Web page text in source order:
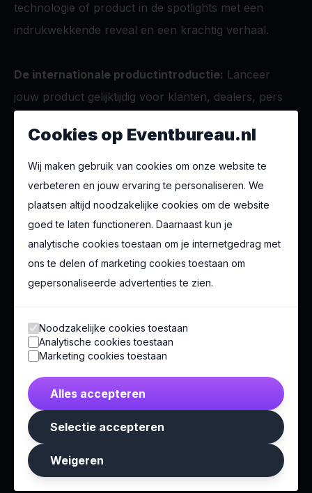
technologie of product in de spotlights met een
indrukwekkende reveal en een krachtig verhaal.
De internationale productintroductie: Lanceer
jouw product gelijktijdig voor klanten, dealers, pers
De media launch:Creëer een exclusieve setting
waarin journalisten, influencers en contentmakers
jouw verhaal willen delen.
De dealer experience:
Betrek distributeurs en
De hybride launch:Combineer een fysieke beleving
met een livestream om je bereik te vergroten en
internationale doelgroepen te activeren.
Cookies op Eventbureau.nl
Wij maken gebruik van cookies om onze website te
verbeteren en jouw ervaring te personaliseren. We
plaatsen altijd noodzakelijke cookies om de website
goed te laten functioneren. Daarnaast kun je
analytische cookies toestaan om je internetgedrag met
ons te delen of marketing cookies toestaan om
gepersonaliseerde advertenties te zien.
Noodzakelijke cookies toestaan
Analytische cookies toestaan
Marketing cookies toestaan
Alles accepteren
Selectie accepteren
Weigeren